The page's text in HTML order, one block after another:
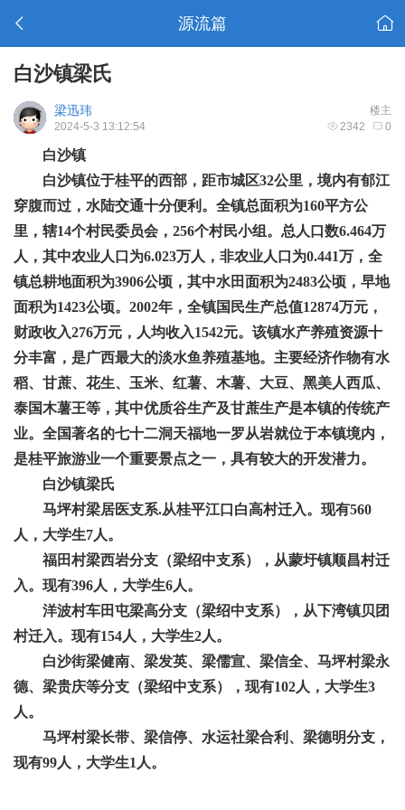
源流篇
白沙镇梁氏
楼主
梁迅玮
2342 0
2024-5-3 13:12:54
白沙镇
白沙镇位于桂平的西部，距市城区32公里，境内有郁江
穿腹而过，水陆交通十分便利。全镇总面积为160平方公
里，辖14个村民委员会，256个村民小组。总人口数6.464万
人，其中农业人口为6.023万人，非农业人口为0.441万，全
镇总耕地面积为3906公顷，其中水田面积为2483公顷，早地
面积为1423公顷。2002年，全镇国民生产总值12874万元，
财政收入276万元，人均收入1542元。该镇水产养殖资源十
分丰富，是广西最大的淡水鱼养殖基地。主要经济作物有水
稻、甘蔗、花生、玉米、红薯、木薯、大豆、黑美人西瓜、
泰国木薯王等，其中优质谷生产及甘蔗生产是本镇的传统产
业。全国著名的七十二洞天福地一罗从岩就位于本镇境内，
是桂平旅游业一个重要景点之一，具有较大的开发潜力。
白沙镇梁氏
马坪村梁居医支系.从桂平江口白高村迁入。现有560
人，大学生7人。
福田村梁西岩分支（梁绍中支系），从蒙圩镇顺昌村迁
入。现有396人，大学生6人。
洋波村车田屯梁高分支（梁绍中支系），从下湾镇贝团
村迁入。现有154人，大学生2人。
白沙街梁健南、梁发英、梁儒宣、梁信全、马坪村梁永
德、梁贵庆等分支（梁绍中支系），现有102人，大学生3
人。
马坪村梁长带、梁信停、水运社梁合利、梁德明分支，
现有99人，大学生1人。